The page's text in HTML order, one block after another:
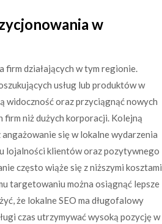
w
działających w tym regionie.
usług lub produktów w
widoczność oraz przyciągnąć nowych
niż dużych korporacji. Kolejną
się w lokalne wydarzenia
lojalności klientów oraz pozytywnego
często wiąże się z niższymi kosztami
targetowaniu można osiągnąć lepsze
że lokalne SEO ma długofalowy
czas utrzymywać wysoką pozycję w